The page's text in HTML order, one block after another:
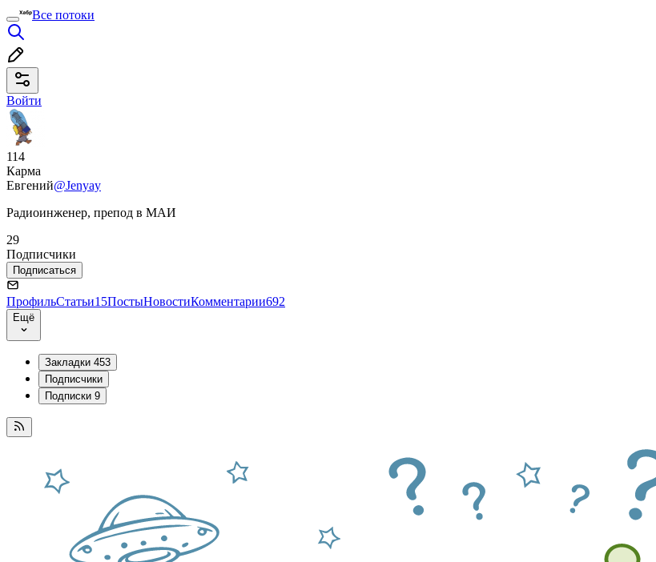
Все потоки
Войти
114
Карма
Евгений@Jenyay
Радиоинженер, препод в МАИ
29
Подписчики
Подписаться
ПрофильСтатьи15ПостыНовостиКомментарии692
Ещё
Закладки 453
Подписчики
Подписки 9